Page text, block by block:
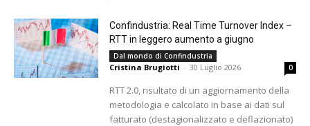
Confindustria: Real Time Turnover Index –
RTT in leggero aumento a giugno
Dal mondo di Confindustria
Cristina Brugiotti - 30 Luglio 2026 0
RTT 2.0, risultato di un aggiornamento della
metodologia e calcolato in base ai dati sul
fatturato (destagionalizzato e deflazionato)